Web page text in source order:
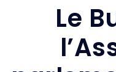
Le